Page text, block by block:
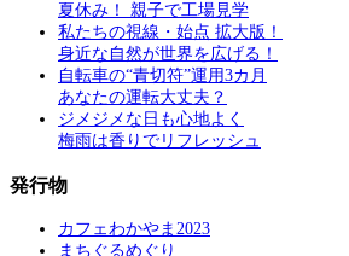
夏休み！ 親子で工場見学
私たちの視線・始点 拡大版！
身近な自然が世界を広げる！
自転車の“青切符”運用3カ月
あなたの運転大丈夫？
ジメジメな日も心地よく
梅雨は香りでリフレッシュ
発行物
カフェわかやま2023
まちぐるめぐり